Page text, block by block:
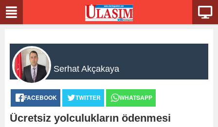
Serhat Akçakaya
FACEBOOK TWITTER WHATSAPP
Ücretsiz yolculukların ödenmesi